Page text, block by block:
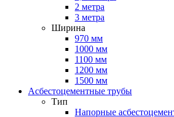
2 метра
3 метра
Ширина
970 мм
1000 мм
1100 мм
1200 мм
1500 мм
Асбестоцементные трубы
Тип
Напорные